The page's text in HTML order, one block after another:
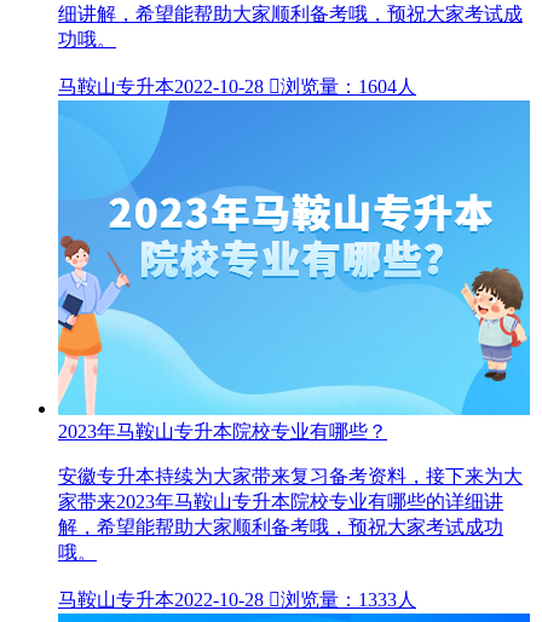
细讲解，希望能帮助大家顺利备考哦，预祝大家考试成
功哦。
马鞍山专升本2022-10-28 浏览量：1604人
2023年马鞍山专升本院校专业有哪些？
安徽专升本持续为大家带来复习备考资料，接下来为大
家带来2023年马鞍山专升本院校专业有哪些的详细讲
解，希望能帮助大家顺利备考哦，预祝大家考试成功
哦。
马鞍山专升本2022-10-28 浏览量：1333人